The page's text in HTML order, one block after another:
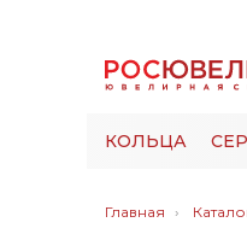
КОЛЬЦА
Главная